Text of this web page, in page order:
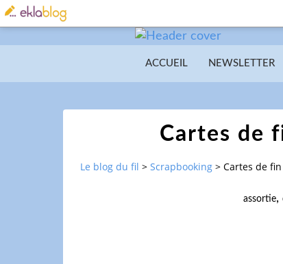
ACCUEIL NEWSLETTER
Cartes de
Le blog du fil > Scrapbooking > Cartes de
assortie,